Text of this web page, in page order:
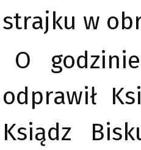
strajku w
O
odprawił
Ksiądz